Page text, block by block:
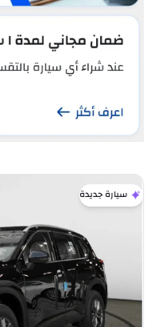
سيارة جديدة